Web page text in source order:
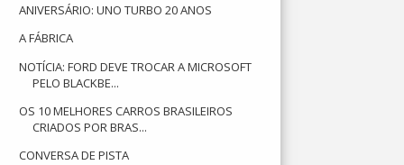
ANIVERSÁRIO: UNO TURBO 20 ANOS
A FÁBRICA
NOTÍCIA: FORD DEVE TROCAR A MICROSOFT
PELO BLACKBE...
OS 10 MELHORES CARROS BRASILEIROS
CRIADOS POR BRAS...
CONVERSA DE PISTA